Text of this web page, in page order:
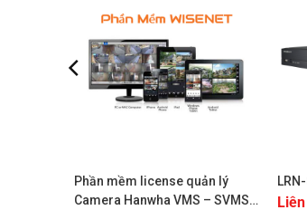
Phần mềm license quản lý
Camera Hanwha VMS – SVMS